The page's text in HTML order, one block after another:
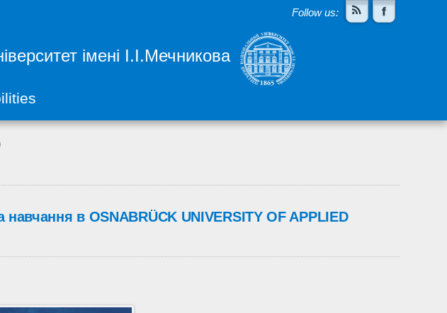
Follow us:
імені І.І.Мечникова
в OSNABRÜCK UNIVERSITY OF APPLIED